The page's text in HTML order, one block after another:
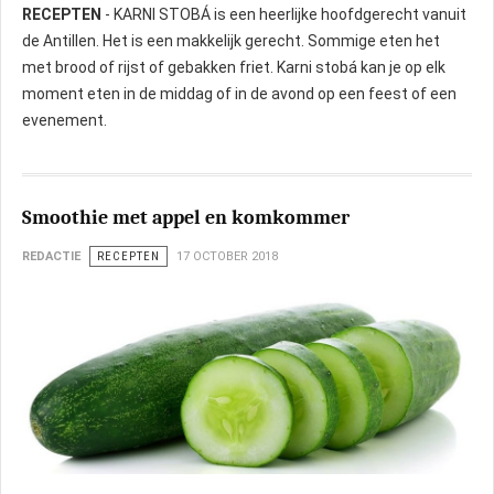
RECEPTEN - KARNI STOBÁ is een heerlijke hoofdgerecht vanuit
de Antillen. Het is een makkelijk gerecht. Sommige eten het
met brood of rijst of gebakken friet. Karni stobá kan je op elk
moment eten in de middag of in de avond op een feest of een
evenement.
Smoothie met appel en komkommer
REDACTIE RECEPTEN 17 OCTOBER 2018